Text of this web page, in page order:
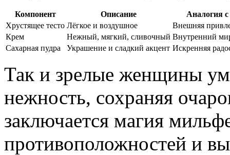
Компонент Описание
Аналогия
Хрустящее тесто Лёгкое и воздушное
Внешняя
Крем
Нежный, мягкий, сливочный Внутренний
Сахарная пудра
Украшение и сладкий акцент Искренняя
Так и зрелые женщины
нежность, сохраняя
заключается магия
противоположностей и